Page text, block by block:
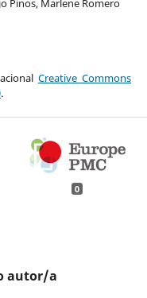
Pinos, Marlene Romero
Creative Commons
.
0
autor/a